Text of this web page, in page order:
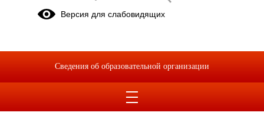
Версия для слабовидящих
Сведения об образовательной организации